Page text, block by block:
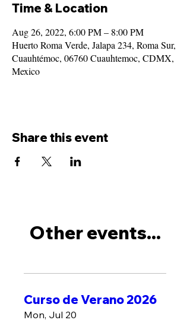
Time & Location
Aug 26, 2022, 6:00 PM – 8:00 PM
Huerto Roma Verde, Jalapa 234, Roma Sur,
Cuauhtémoc, 06760 Cuauhtemoc, CDMX,
Mexico
Share this event
Other events...
Curso de Verano 2026
Mon, Jul 20